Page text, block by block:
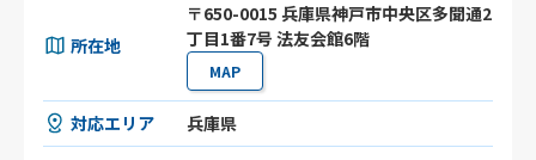
所在地
〒650-0015 兵庫県神戸市中央区多聞通2
丁目1番7号 法友会館6階
MAP
対応エリア 兵庫県